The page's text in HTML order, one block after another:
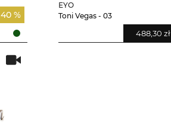
40 %
EYO
Toni Vegas - 03
488,30 zł